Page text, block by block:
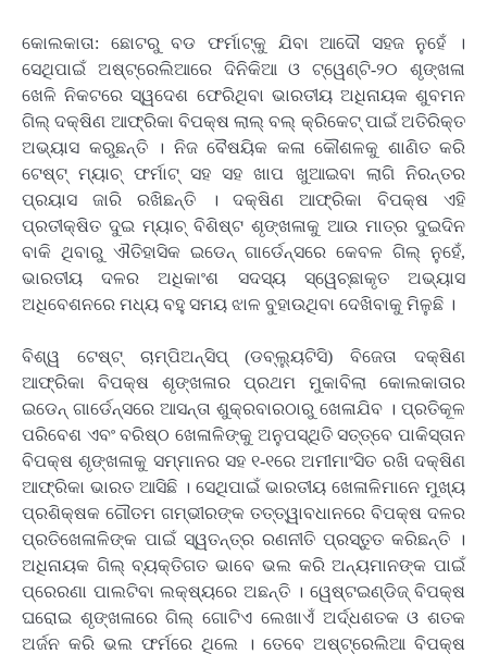
କୋଲକାତା: ଛୋଟରୁ ବଡ ଫର୍ମାଟ୍‌କୁ ଯିବା ଆଦୌ ସହଜ ନୁହେଁ ।
ସେଥିପାଇଁ ଅଷ୍‌ଟ୍ରେଲିଆରେ ଦିନିକିଆ ଓ ଟ୍ୱେଣ୍ଟି-୨୦ ଶୃଙ୍ଖଳା
ଖେଳି ନିକଟରେ ସ୍ୱଦେଶ ଫେରିଥିବା ଭାରତୀୟ ଅଧିନାୟକ ଶୁବମନ
ଗିଲ୍ ଦକ୍ଷିଣ ଆଫ୍ରିକା ବିପକ୍ଷ ଲାଲ୍ ବଲ୍ କ୍ରିକେଟ୍ ପାଇଁ ଅତିରିକ୍ତ
ଅଭ୍ୟାସ କରୁଛନ୍ତି । ନିଜ ବୈଷୟିକ କଳା କୌଶଳକୁ ଶାଣିତ କରି
ଟେଷ୍ଟ୍ ମ୍ୟାଚ୍ ଫର୍ମାଟ୍ ସହ ସହ ଖାପ ଖୁଆଇବା ଲାଗି ନିରନ୍ତର
ପ୍ରୟାସ ଜାରି ରଖିଛନ୍ତି । ଦକ୍ଷିଣ ଆଫ୍ରିକା ବିପକ୍ଷ ଏହି
ପ୍ରତୀକ୍ଷିତ ଦୁଇ ମ୍ୟାଚ୍ ବିଶିଷ୍ଟ ଶୃଙ୍ଖଳାକୁ ଆଉ ମାତ୍ର ଦୁଇଦିନ
ବାକି ଥିବାରୁ ଐତିହାସିକ ଇଡେନ୍ ଗାର୍ଡେନ୍ସରେ କେବଳ ଗିଲ୍ ନୁହେଁ,
ଭାରତୀୟ ଦଳର ଅଧିକାଂଶ ସଦସ୍ୟ ସ୍ୱେଚ୍ଛାକୃତ ଅଭ୍ୟାସ
ଅଧିବେଶନରେ ମଧ୍ୟ ବହୁ ସମୟ ଝାଳ ବୁହାଉଥିବା ଦେଖିବାକୁ ମିଳୁଛି ।
ବିଶ୍ୱ ଟେଷ୍ଟ୍ ଚାମ୍ପିଅନ୍‌ସିପ୍ (ଡବ୍‌ଲ୍ୟୁଟିସି) ବିଜେତା ଦକ୍ଷିଣ
ଆଫ୍ରିକା ବିପକ୍ଷ ଶୃଙ୍ଖଳାର ପ୍ରଥମ ମୁକାବିଲା କୋଲକାତାର
ଇଡେନ୍ ଗାର୍ଡେନ୍ସରେ ଆସନ୍ତା ଶୁକ୍ରବାରଠାରୁ ଖେଳାଯିବ । ପ୍ରତିକୂଳ
ପରିବେଶ ଏବଂ ବରିଷ୍ଠ ଖେଳାଳିଙ୍କୁ ଅନୁପସ୍ଥିତି ସତ୍ତ୍‌ବେ ପାକିସ୍ତାନ
ବିପକ୍ଷ ଶୃଙ୍ଖଳାକୁ ସମ୍ମାନର ସହ ୧-୧ରେ ଅମୀମାଂସିତ ରଖି ଦକ୍ଷିଣ
ଆଫ୍ରିକା ଭାରତ ଆସିଛି । ସେଥିପାଇଁ ଭାରତୀୟ ଖେଳାଳିମାନେ ମୁଖ୍ୟ
ପ୍ରଶିକ୍ଷକ ଗୌତମ ଗମ୍ଭୀରଙ୍କ ତତ୍ତ୍ୱାବଧାନରେ ବିପକ୍ଷ ଦଳର
ପ୍ରତିଖେଳାଳିଙ୍କ ପାଇଁ ସ୍ୱତନ୍ତ୍ର ରଣନୀତି ପ୍ରସ୍ତୁତ କରିଛନ୍ତି ।
ଅଧିନାୟକ ଗିଲ୍ ବ୍ୟକ୍ତିଗତ ଭାବେ ଭଲ କରି ଅନ୍ୟମାନଙ୍କ ପାଇଁ
ପ୍ରେରଣା ପାଲଟିବା ଲକ୍ଷ୍ୟରେ ଅଛନ୍ତି । ୱେଷ୍ଟଇଣ୍ଡିଜ୍ ବିପକ୍ଷ
ଘରୋଇ ଶୃଙ୍ଖଳାରେ ଗିଲ୍ ଗୋଟିଏ ଲେଖାଏଁ ଅର୍ଦ୍ଧଶତକ ଓ ଶତକ
ଅର୍ଜନ କରି ଭଲ ଫର୍ମରେ ଥିଲେ । ତେବେ ଅଷ୍‌ଟ୍ରେଲିଆ ବିପକ୍ଷ